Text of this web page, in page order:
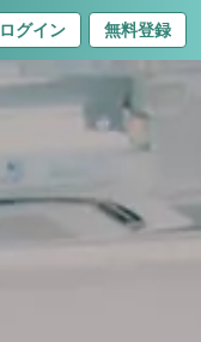
ログイン 無料登録